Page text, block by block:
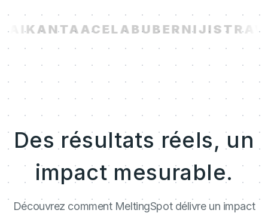
KANTAACELABUBERNIJI
Des résultats réels, un
impact mesurable.
Découvrez comment MeltingSpot délivre un impact